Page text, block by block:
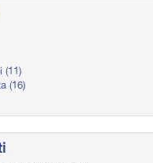
(11)
(16)